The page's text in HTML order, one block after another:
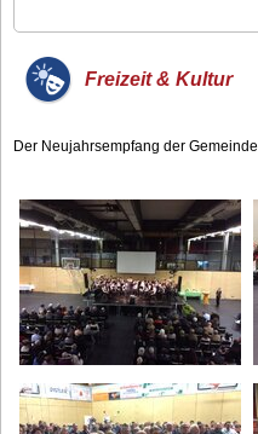
Freizeit & Kultur
Der Neujahrsempfang der